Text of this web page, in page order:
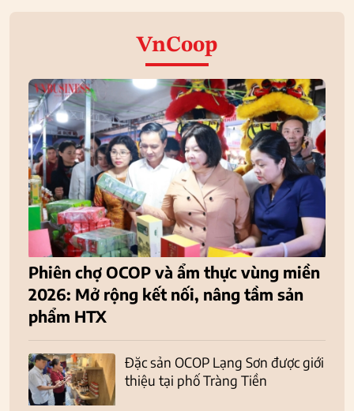
VnCoop
Phiên chợ OCOP và ẩm thực vùng miền
2026: Mở rộng kết nối, nâng tầm sản
phẩm HTX
Đặc sản OCOP Lạng Sơn được giới
thiệu tại phố Tràng Tiền